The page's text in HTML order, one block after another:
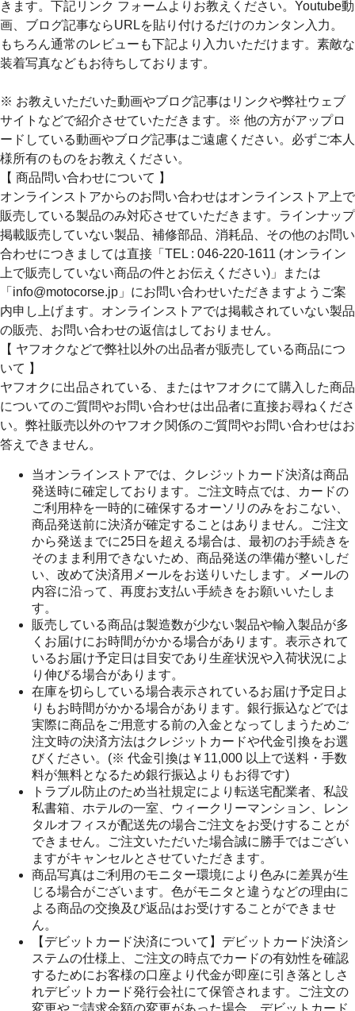
きます。下記リンク フォームよりお教えください。Youtube動
画、ブログ記事ならURLを貼り付けるだけのカンタン入力。
もちろん通常のレビューも下記より入力いただけます。素敵な
装着写真などもお待ちしております。
※ お教えいただいた動画やブログ記事はリンクや弊社ウェブ
サイトなどで紹介させていただきます。※ 他の方がアップロ
ードしている動画やブログ記事はご遠慮ください。必ずご本人
様所有のものをお教えください。
【 商品問い合わせについて 】
オンラインストアからのお問い合わせはオンラインストア上で
販売している製品のみ対応させていただきます。ラインナップ
掲載販売していない製品、補修部品、消耗品、その他のお問い
合わせにつきましては直接「TEL : 046-220-1611 (オンライン
上で販売していない商品の件とお伝えください)」または
「info@motocorse.jp」にお問い合わせいただきますようご案
内申し上げます。オンラインストアでは掲載されていない製品
の販売、お問い合わせの返信はしておりません。
【 ヤフオクなどで弊社以外の出品者が販売している商品につ
いて 】
ヤフオクに出品されている、またはヤフオクにて購入した商品
についてのご質問やお問い合わせは出品者に直接お尋ねくださ
い。弊社販売以外のヤフオク関係のご質問やお問い合わせはお
答えできません。
当オンラインストアでは、クレジットカード決済は商品
発送時に確定しております。ご注文時点では、カードの
ご利用枠を一時的に確保するオーソリのみをおこない、
商品発送前に決済が確定することはありません。ご注文
から発送までに25日を超える場合は、最初のお手続きを
そのまま利用できないため、商品発送の準備が整いしだ
い、改めて決済用メールをお送りいたします。メールの
内容に沿って、再度お支払い手続きをお願いいたしま
す。
販売している商品は製造数が少ない製品や輸入製品が多
くお届けにお時間がかかる場合があります。表示されて
いるお届け予定日は目安であり生産状況や入荷状況によ
り伸びる場合があります。
在庫を切らしている場合表示されているお届け予定日よ
りもお時間がかかる場合があります。銀行振込などでは
実際に商品をご用意する前の入金となってしまうためご
注文時の決済方法はクレジットカードや代金引換をお選
びください。(※ 代金引換は￥11,000 以上で送料・手数
料が無料となるため銀行振込よりもお得です)
トラブル防止のため当社規定により転送宅配業者、私設
私書箱、ホテルの一室、ウィークリーマンション、レン
タルオフィスが配送先の場合ご注文をお受けすることが
できません。ご注文いただいた場合誠に勝手ではござい
ますがキャンセルとさせていただきます。
商品写真はご利用のモニター環境により色みに差異が生
じる場合がございます。色がモニタと違うなどの理由に
よる商品の交換及び返品はお受けすることができませ
ん。
【デビットカード決済について】デビットカード決済シ
ステムの仕様上、ご注文の時点でカードの有効性を確認
するためにお客様の口座より代金が即座に引き落としさ
れデビットカード発行会社にて保管されます。ご注文の
変更やご請求金額の変更があった場合、デビットカード